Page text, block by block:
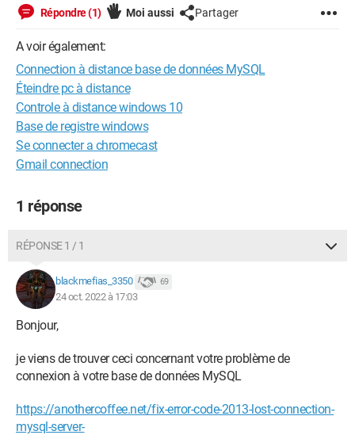
Répondre (1) Moi aussi Partager
A voir également:
Connection à distance base de données MySQL
Éteindre pc à distance
Controle à distance windows 10
Base de registre windows
Se connecter a chromecast
Gmail connection
1 réponse
RÉPONSE 1 / 1
blackmefias_3350 69
24 oct. 2022 à 17:03
Bonjour,
je viens de trouver ceci concernant votre problème de
connexion à votre base de données MySQL
https://anothercoffee.net/fix-error-code-2013-lost-connection-
mysql-server-